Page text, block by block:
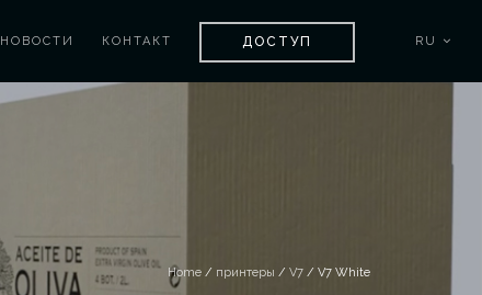
НОВОСТИ КОНТАКТ ДОСТУП RU
Home / принтеры / V7 / V7 White